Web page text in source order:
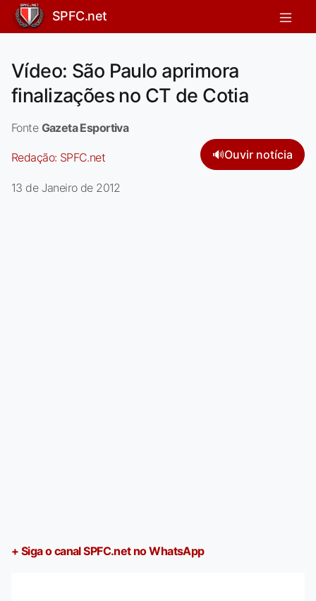
SPFC.net
Vídeo: São Paulo aprimora
finalizações no CT de Cotia
Fonte Gazeta Esportiva
Redação: SPFC.net 🔊Ouvir notícia
13 de Janeiro de 2012
+ Siga o canal SPFC.net no WhatsApp